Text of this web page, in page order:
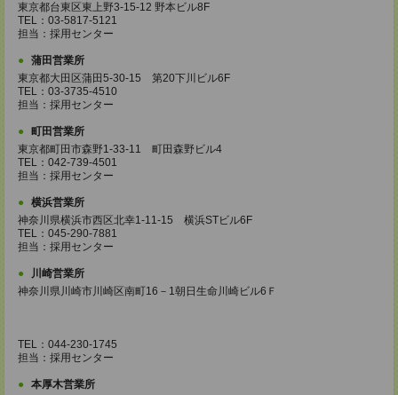
東京都台東区東上野3-15-12 野本ビル8F
TEL：03-5817-5121
担当：採用センター
蒲田営業所
東京都大田区蒲田5-30-15 第20下川ビル6F
TEL：03-3735-4510
担当：採用センター
町田営業所
東京都町田市森野1-33-11 町田森野ビル4
TEL：042-739-4501
担当：採用センター
横浜営業所
神奈川県横浜市西区北幸1-11-15 横浜STビル6F
TEL：045-290-7881
担当：採用センター
川崎営業所
神奈川県川崎市川崎区南町16－1朝日生命川崎ビル6Ｆ
TEL：044-230-1745
担当：採用センター
本厚木営業所